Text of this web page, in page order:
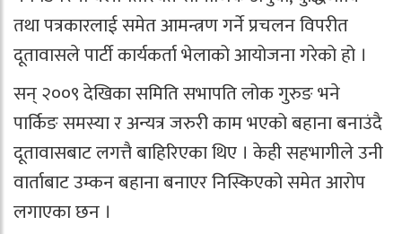
तथा पत्रकारलाई समेत आमन्त्रण गर्ने प्रचलन विपरीत
दूतावासले पार्टी कार्यकर्ता भेलाको आयोजना गरेको हो ।
सन् २००९ देखिका समिति सभापति लोक गुरुङ भने
पार्किङ समस्या र अन्यत्र जरुरी काम भएको बहाना बनाउंदै
दूतावासबाट लगत्तै बाहिरिएका थिए । केही सहभागीले उनी
वार्ताबाट उम्कन बहाना बनाएर निस्किएको समेत आरोप
लगाएका छन ।